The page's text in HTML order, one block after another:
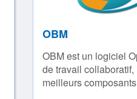
OBM
OBM est un logiciel
de travail
meilleurs